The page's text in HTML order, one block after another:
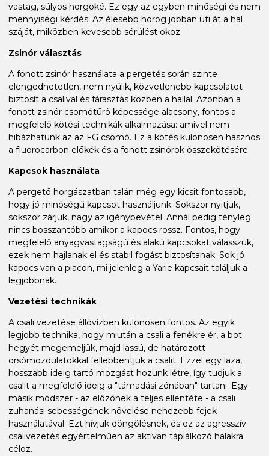
vastag, súlyos horgoké. Ez egy az egyben minőségi és nem
mennyiségi kérdés. Az élesebb horog jobban üti át a hal
száját, miközben kevesebb sérülést okoz.
Zsinór választás
A fonott zsinór használata a pergetés során szinte
elengedhetetlen, nem nyúlik, közvetlenebb kapcsolatot
biztosít a csalival és fárasztás közben a hallal. Azonban a
fonott zsinór csomótűrő képessége alacsony, fontos a
megfelelő kötési technikák alkalmazása: amivel nem
hibázhatunk az az FG csomó. Ez a kötés különösen hasznos
a fluorocarbon előkék és a fonott zsinórok összekötésére.
Kapcsok használata
A pergető horgászatban talán még egy kicsit fontosabb,
hogy jó minőségű kapcsot használjunk. Sokszor nyitjuk,
sokszor zárjuk, nagy az igénybevétel. Annál pedig tényleg
nincs bosszantóbb amikor a kapocs rossz. Fontos, hogy
megfelelő anyagvastagságú és alakú kapcsokat válasszuk,
ezek nem hajlanak el és stabil fogást biztosítanak. Sok jó
kapocs van a piacon, mi jelenleg a Yarie kapcsait találjuk a
legjobbnak.
Vezetési technikák
A csali vezetése állóvízben különösen fontos. Az egyik
legjobb technika, hogy miután a csali a fenékre ér, a bot
hegyét megemeljük, majd lassú, de határozott
orsómozdulatokkal fellebbentjük a csalit. Ezzel egy laza,
hosszabb ideig tartó mozgást hozunk létre, így tudjuk a
csalit a megfelelő ideig a "támadási zónában" tartani. Egy
másik módszer - az előzőnek a teljes ellentéte - a csali
zuhanási sebességének növelése nehezebb fejek
használatával. Ezt hívjuk döngölésnek, és ez az agresszív
csalivezetés egyértelműen az aktívan táplálkozó halakra
céloz.